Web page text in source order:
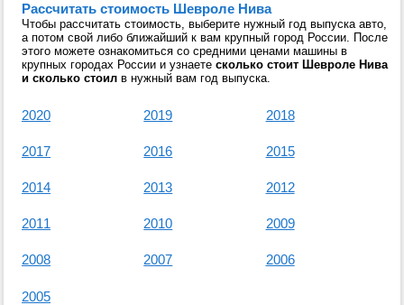
Рассчитать стоимость Шевроле Нива
Чтобы рассчитать стоимость, выберите нужный год выпуска авто,
а потом свой либо ближайший к вам крупный город России. После
этого можете ознакомиться со средними ценами машины в
крупных городах России и узнаете сколько стоит Шевроле Нива
и сколько стоил в нужный вам год выпуска.
2020 2019 2018
2017 2016 2015
2014 2013 2012
2011 2010 2009
2008 2007 2006
2005